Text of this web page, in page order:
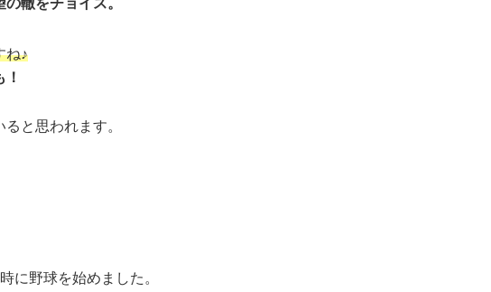
轍をチョイス。
ね♪
と思われます。
に野球を始めました。